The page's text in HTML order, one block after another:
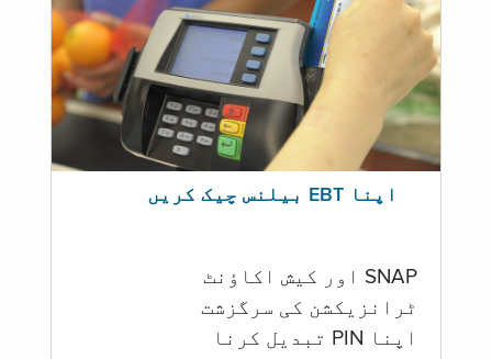
اپنا EBT بیلنس چیک کریں
SNAP اور کیش اکاؤنٹ
ٹرانزیکشن کی سرگزشت
اپنا PIN تبدیل کرنا